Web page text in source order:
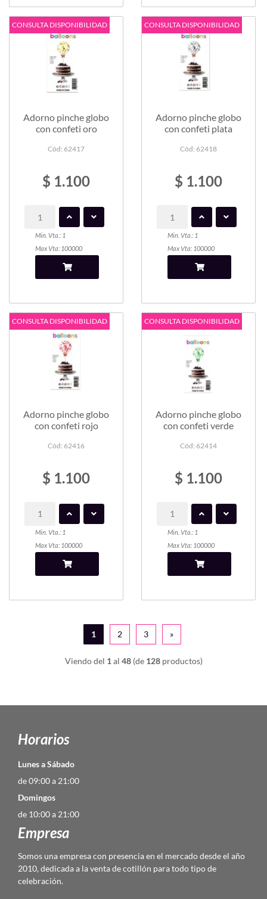
CONSULTA DISPONIBILIDAD
Adorno pinche globo
con confeti oro
Cód: 62417
$ 1.100
Min. Vta.: 1
Max Vta: 100000
CONSULTA DISPONIBILIDAD
Adorno pinche globo
con confeti plata
Cód: 62418
$ 1.100
Min. Vta.: 1
Max Vta: 100000
CONSULTA DISPONIBILIDAD
Adorno pinche globo
con confeti rojo
Cód: 62416
$ 1.100
Min. Vta.: 1
Max Vta: 100000
CONSULTA DISPONIBILIDAD
Adorno pinche globo
con confeti verde
Cód: 62414
$ 1.100
Min. Vta.: 1
Max Vta: 100000
1 2 3 »
Viendo del 1 al 48(de 128productos)
Horarios
Lunes a Sábado
de 09:00 a 21:00
Domingos
de 10:00 a 21:00
Empresa
Somos una empresa con presencia en el mercado desde el año
2010, dedicada a la venta de cotillón para todo tipo de
celebración.